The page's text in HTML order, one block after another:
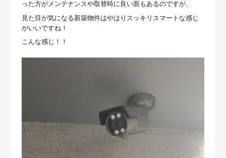
った方がメンテナンスや取替時に良い面もあるのですが、
見た目が気になる新築物件はやはりスッキリスマートな感じ
がいいですね！
こんな感じ！！